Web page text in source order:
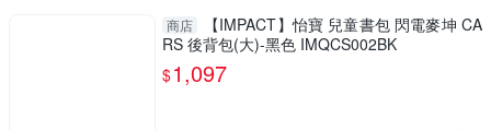
商店
【IMPACT】怡寶 兒童書包 閃電麥坤 CA
RS 後背包(大)-黑色 IMQCS002BK
$1,097